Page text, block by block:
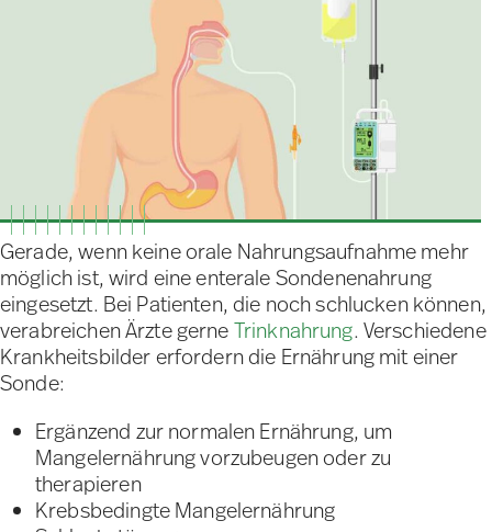
Gerade, wenn keine orale Nahrungsaufnahme mehr
möglich ist, wird eine enterale Sondenenahrung
eingesetzt. Bei Patienten, die noch schlucken können,
verabreichen Ärzte gerneTrinknahrung. Verschiedene
Krankheitsbilder erfordern die Ernährung mit einer
Sonde:
Ergänzend zur normalen Ernährung, um
Mangelernährung vorzubeugen oder zu
therapieren
Krebsbedingte Mangelernährung